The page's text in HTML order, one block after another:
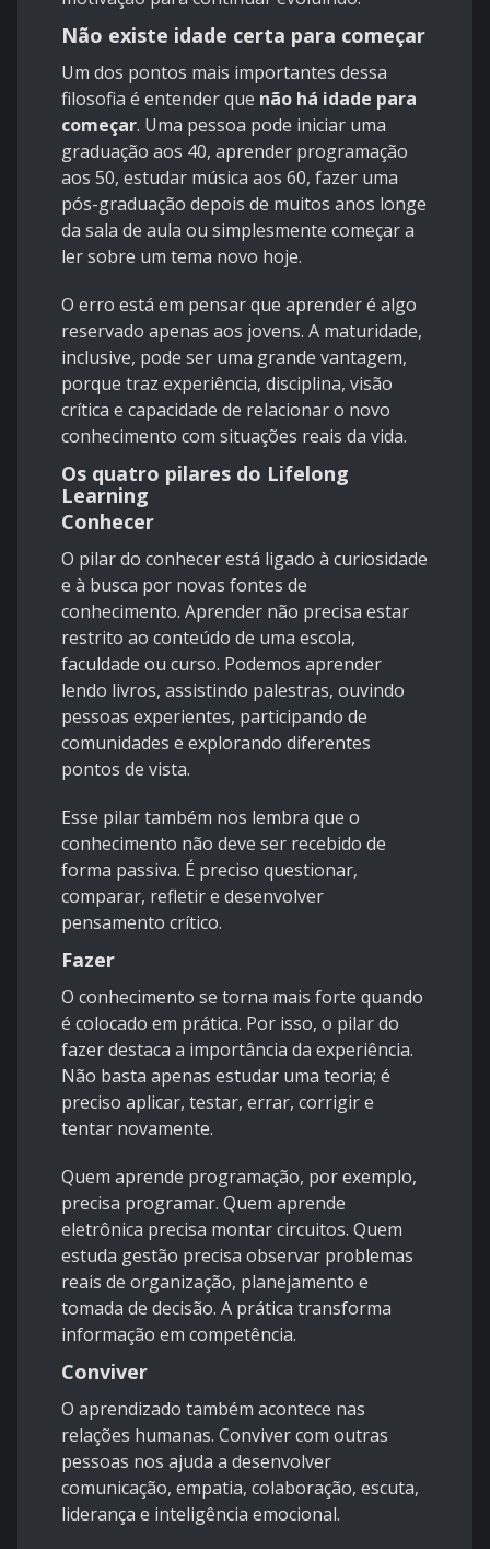
Não existe idade certa para começar
Um dos pontos mais importantes dessa
filosofia é entender que não há idade para
começar. Uma pessoa pode iniciar uma
graduação aos 40, aprender programação
aos 50, estudar música aos 60, fazer uma
pós-graduação depois de muitos anos longe
da sala de aula ou simplesmente começar a
ler sobre um tema novo hoje.
O erro está em pensar que aprender é algo
reservado apenas aos jovens. A maturidade,
inclusive, pode ser uma grande vantagem,
porque traz experiência, disciplina, visão
crítica e capacidade de relacionar o novo
conhecimento com situações reais da vida.
Os quatro pilares do Lifelong
Learning
Conhecer
O pilar do conhecer está ligado à curiosidade
e à busca por novas fontes de
conhecimento. Aprender não precisa estar
restrito ao conteúdo de uma escola,
faculdade ou curso. Podemos aprender
lendo livros, assistindo palestras, ouvindo
pessoas experientes, participando de
comunidades e explorando diferentes
pontos de vista.
Esse pilar também nos lembra que o
conhecimento não deve ser recebido de
forma passiva. É preciso questionar,
comparar, refletir e desenvolver
pensamento crítico.
Fazer
O conhecimento se torna mais forte quando
é colocado em prática. Por isso, o pilar do
fazer destaca a importância da experiência.
Não basta apenas estudar uma teoria; é
preciso aplicar, testar, errar, corrigir e
tentar novamente.
Quem aprende programação, por exemplo,
precisa programar. Quem aprende
eletrônica precisa montar circuitos. Quem
estuda gestão precisa observar problemas
reais de organização, planejamento e
tomada de decisão. A prática transforma
informação em competência.
Conviver
O aprendizado também acontece nas
relações humanas. Conviver com outras
pessoas nos ajuda a desenvolver
comunicação, empatia, colaboração, escuta,
liderança e inteligência emocional.